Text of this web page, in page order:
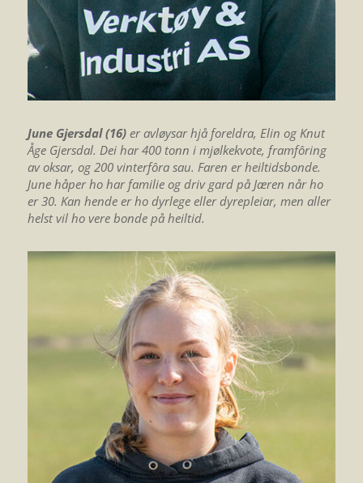
June Gjersdal (16)er avløysar hjå foreldra, Elin og Knut
Åge Gjersdal. Dei har 400 tonn i mjølkekvote, framfôring
av oksar, og 200 vinterfôra sau. Faren er heiltidsbonde.
June håper ho har familie og driv gard på Jæren når ho
er 30. Kan hende er ho dyrlege eller dyrepleiar, men aller
helst vil ho vere bonde på heiltid.